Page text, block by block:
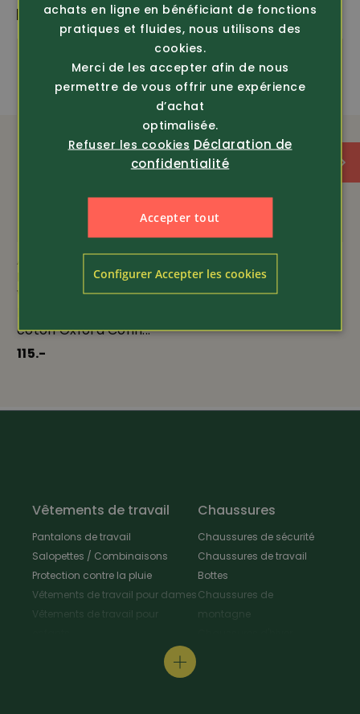
isolant thermique bluesign
PLUS DE PRODUITS PASSIONNANTS
Article 371933
Helly Hansen
Workwear
coton Oxford Conn...
115.-
DASSY
Sweatshirt Aratu Logix
Vêtements de travail
Pantalons de travail
Salopettes / Combinaisons
Protection contre la pluie
Vêtements de travail pour dames
Vêtements de travail pour
Tabliers & Manteaux de travail
Chaussures
Chaussures de sécurité
Chaussures de travail
Bottes
Chaussures de
montagne
achats en ligne en bénéficiant de fonctions
pratiques et fluides, nous utilisons des
cookies.
Merci de les accepter afin de nous
permettre de vous offrir une expérience
d’achat
optimalisée.
Refuser les cookies Déclaration de
confidentialité
Accepter tout
Configurer Accepter les cookies